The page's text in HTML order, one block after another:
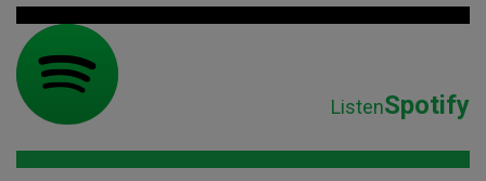
ListenSpotify